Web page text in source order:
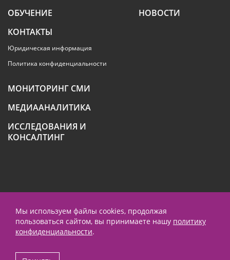
ОБУЧЕНИЕ
НОВОСТИ
КОНТАКТЫ
Юридическая информация
Политика конфиденциальности
МОНИТОРИНГ СМИ
МЕДИААНАЛИТИКА
ИССЛЕДОВАНИЯ И
КОНСАЛТИНГ
contact@prnews.ru
Мы используем файлы cookies, продолжая
пользоваться сайтом, вы принимаете нашу политику
конфиденциальности.